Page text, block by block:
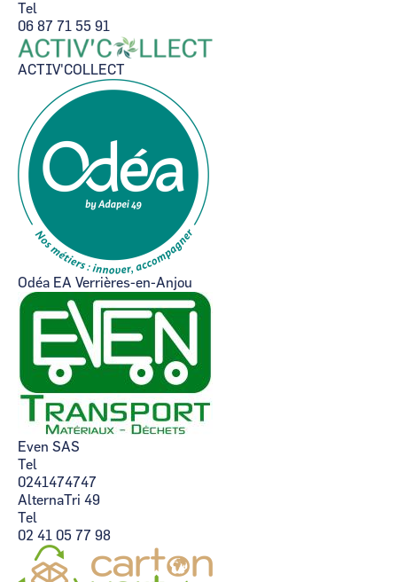
Tel
06 87 71 55 91
ACTIV'COLLECT
Odéa EA Verrières-en-Anjou
Even SAS
Tel
0241474747
AlternaTri 49
Tel
02 41 05 77 98